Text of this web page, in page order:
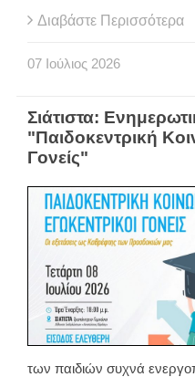
Διαβάστε Περισσότερα
07 Ιούλιος 2026
Σιάτιστα:
"Παιδοκεντρική
Γονείς"
των παιδιών συχνά